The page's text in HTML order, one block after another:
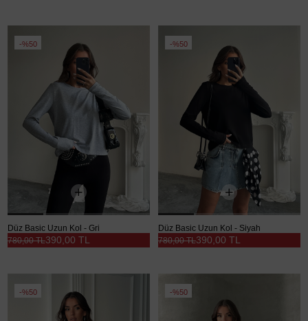
%50
Düz Basic Uzun Kol - Gri
390,00 TL
780,00 TL
%50
Düz Basic Uzun Kol - Siyah
390,00 TL
780,00 TL
%50 %50